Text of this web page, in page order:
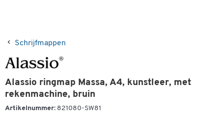
Schrijfmappen
Alassio ringmap Massa, A4, kunstleer, met
rekenmachine, bruin
Artikelnummer: 821080-SW81